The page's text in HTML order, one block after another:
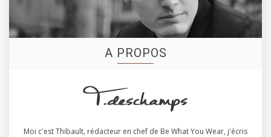
A PROPOS
Moi c'est Thibault, rédacteur en chef de Be What You Wear, j'écris